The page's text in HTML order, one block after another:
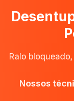
Ralo
Nossos